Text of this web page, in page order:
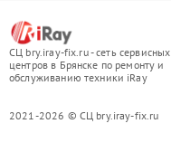
СЦ bry.iray-fix.ru - сеть сервисных
центров в Брянске по ремонту и
обслуживанию техники iRay
2021-2026 © СЦ bry.iray-fix.ru